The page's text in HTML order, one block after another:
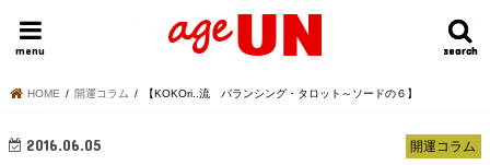
search
search
menu
HOME 今日の運勢ランキング 明日の運勢ランキング 今週の運勢
HOME 開運コラム 【KOKOri..流 バランシング・タロット～ソードの６】
開運コラム
2016.06.05